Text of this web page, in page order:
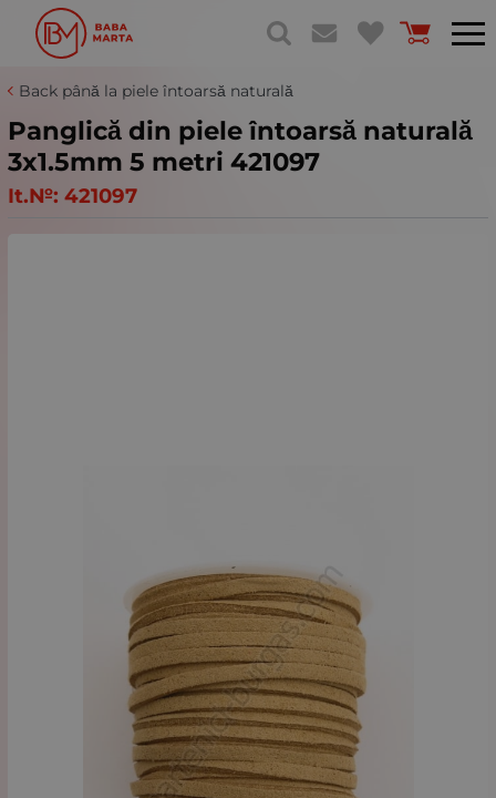
Back până la piele întoarsă naturală
Panglică din piele întoarsă naturală
3x1.5mm 5 metri 421097
It.№: 421097